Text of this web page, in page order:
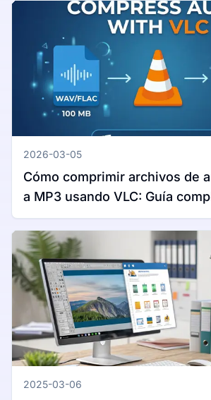
2026-03-05
Cómo comprimir archivos de
a MP3 usando VLC: Guía
Windows y Mac
2025-03-06